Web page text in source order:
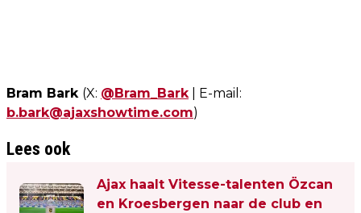
Bram Bark (X: @Bram_Bark| E-mail:
b.bark@ajaxshowtime.com)
Lees ook
Ajax haalt Vitesse-talenten Özcan
en Kroesbergen naar de club en